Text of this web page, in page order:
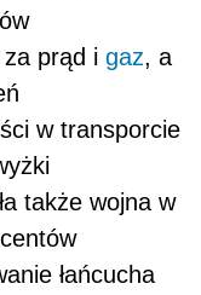
za prąd i gaz, a
w transporcie
także wojna w
łańcucha